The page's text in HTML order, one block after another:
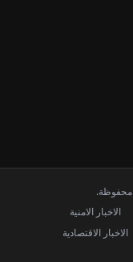
الاخبار الامنية
الاخبار الاقتصادية